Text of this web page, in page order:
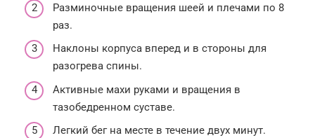
Разминочные вращения шеей и плечами по 8
раз.
Наклоны корпуса вперед и в стороны для
разогрева спины.
Активные махи руками и вращения в
тазобедренном суставе.
Легкий бег на месте в течение двух минут.